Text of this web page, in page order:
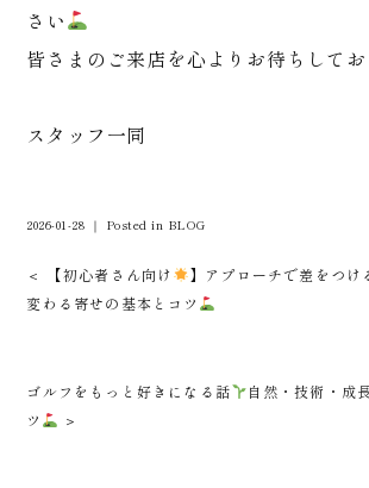
さい
皆さまのご来店を心よりお待ちして
スタッフ一同
2026-01-28 ｜ Posted in BLOG
＜ 【初心者さん向け
】アプローチで差をつけ
変わる寄せの基本とコツ
ゴルフをもっと好きになる話
自然・技術・成
ツ
＞